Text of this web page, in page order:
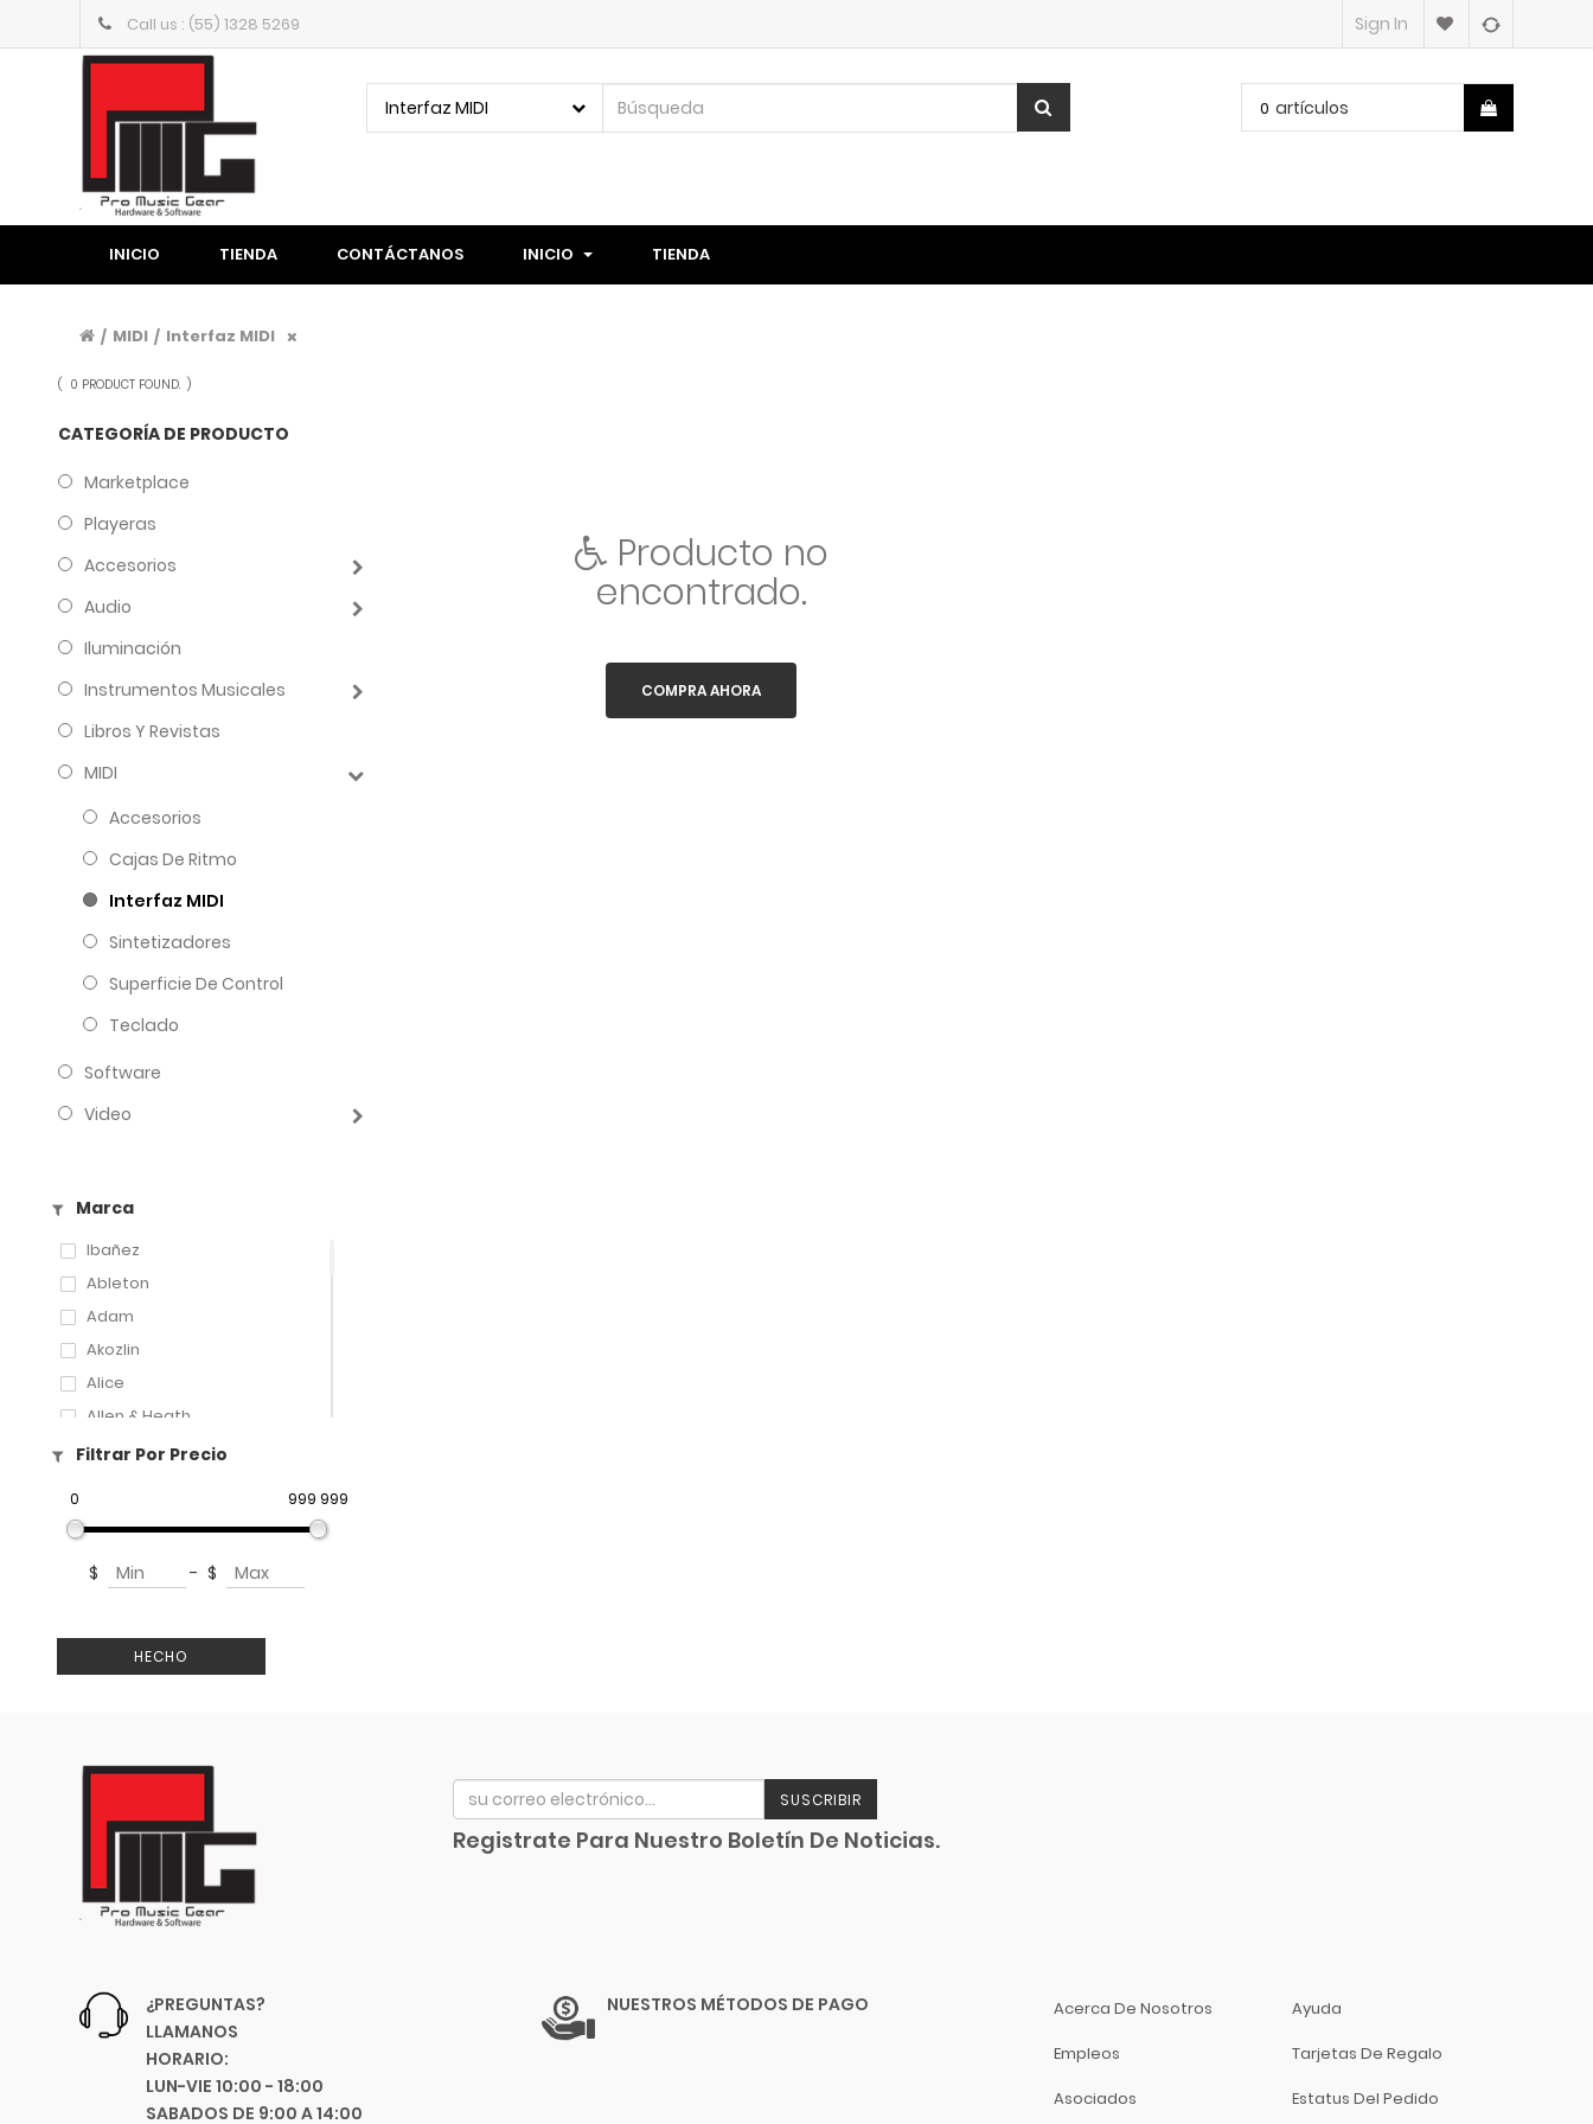
Call us : (55) 1328 5269 Sign In
Interfaz MIDI 0 artículos
INICIO TIENDA CONTÁCTANOS INICIO TIENDA
/ MIDI / Interfaz MIDI
( 0 PRODUCT FOUND. )
CATEGORÍA DE PRODUCTO
Marketplace
Playeras
Accesorios
Audio
Iluminación
Instrumentos Musicales
Libros Y Revistas
MIDI
Accesorios
Cajas De Ritmo
Interfaz MIDI
Sintetizadores
Superficie De Control
Teclado
Software
Video
HECHO
Marca
Ibañez
Ableton
Adam
Akozlin
Alice
Allen & Heath
Amati
ART
Arturia
Audix
Beyerdynamic
Boss
C.B.I.
CAD
Filtrar Por Precio
0 999 999
$ - $
Producto no
encontrado.
COMPRA AHORA
SUSCRIBIR
Registrate Para Nuestro Boletín De Noticias.
¿PREGUNTAS?
LLAMANOS
HORARIO:
LUN-VIE 10:00 - 18:00
SABADOS DE 9:00 A 14:00
NUESTROS MÉTODOS DE PAGO
Ayuda
Tarjetas De Regalo
Estatus Del Pedido
Acerca De Nosotros
Empleos
Asociados